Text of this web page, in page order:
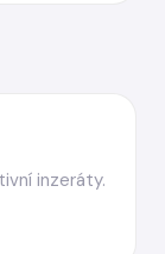
inzeráty.